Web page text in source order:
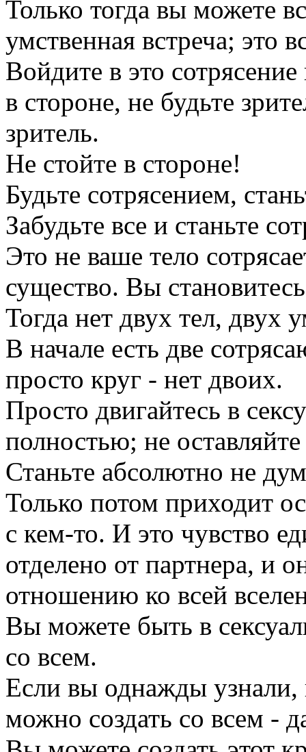
Только тогда вы можете
умственная встреча; это
Войдите в это
в стороне, не будьте
зритель.
Не стойте в стороне!
Будьте сотрясением,
Забудьте все и станьте
Это не ваше тело
существо. Вы
Тогда нет двух тел, двух
В начале есть две
просто круг - нет двоих.
Просто двигайтесь в
полностью; не
Станьте абсолютно не
Только потом приходит
с кем-то. И это чувство
отделено от партнера, и
отношению ко всей
Вы можете быть в
со всем.
Если вы однажды узнали,
можно создать со всем -